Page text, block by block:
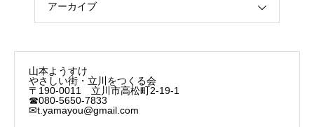
アーカイブ
山本ようすけ
やさしい街・立川をつくる会
〒190-0011 立川市高松町2-19-1
☎080-5650-7833
✉t.yamayou@gmail.com